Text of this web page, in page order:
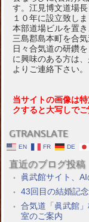
す。江見博文道場
１０年に設立致し
本部道場ビルを置
三島郡島本町を合
日々合気道の研鑽
に興味のある方は
よりご連絡下さい。
当サイトの画像は
クすると大写しでご
GTRANSLATE
EN FR DE
直近のブログ投稿
眞武館サイト、
43回目の結婚記
合気道「眞武館
室のご案内